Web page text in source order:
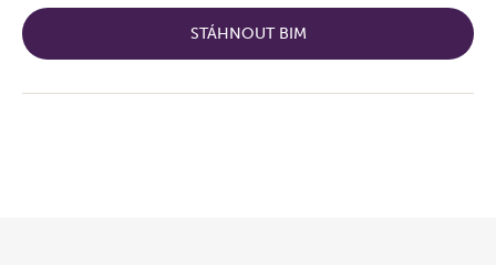
STÁHNOUT BIM